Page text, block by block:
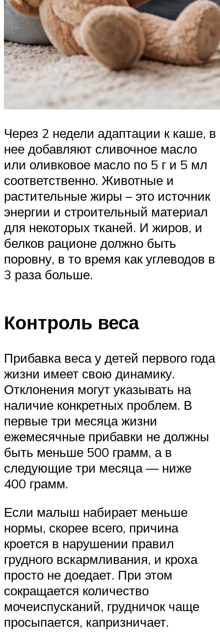
Через 2 недели адаптации к каше, в
нее добавляют сливочное масло
или оливковое масло по 5 г и 5 мл
соответственно. Животные и
растительные жиры – это источник
энергии и строительный материал
для некоторых тканей. И жиров, и
белков рационе должно быть
поровну, в то время как углеводов в
3 раза больше.
Контроль веса
Прибавка веса у детей первого года
жизни имеет свою динамику.
Отклонения могут указывать на
наличие конкретных проблем. В
первые три месяца жизни
ежемесячные прибавки не должны
быть меньше 500 грамм, а в
следующие три месяца — ниже
400 грамм.
Если малыш набирает меньше
нормы, скорее всего, причина
кроется в нарушении правил
грудного вскармливания, и кроха
просто не доедает. При этом
сокращается количество
мочеиспусканий, грудничок чаще
просыпается, капризничает.